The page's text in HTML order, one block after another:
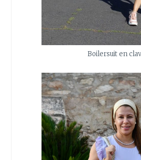
Boilersuit en